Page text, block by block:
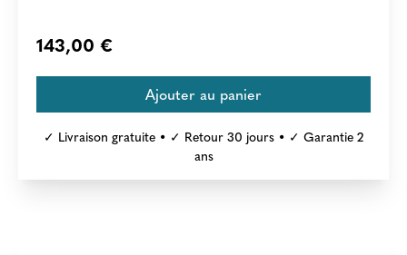
143,00 €
✓ Livraison gratuite • ✓ Retour 30 jours • ✓ Garantie 2
ans